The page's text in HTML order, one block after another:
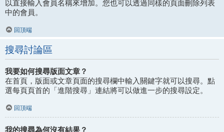
以直接輸入會員名稱來增加。您也可以透過同樣的頁面刪除列表
中的會員。
回頂端
搜尋討論區
我要如何搜尋版面文章？
在首頁，版面或文章頁面的搜尋欄中輸入關鍵字就可以搜尋。點
選每頁頁首的「進階搜尋」連結將可以做進一步的搜尋設定。
回頂端
我的搜尋為何沒有結果？